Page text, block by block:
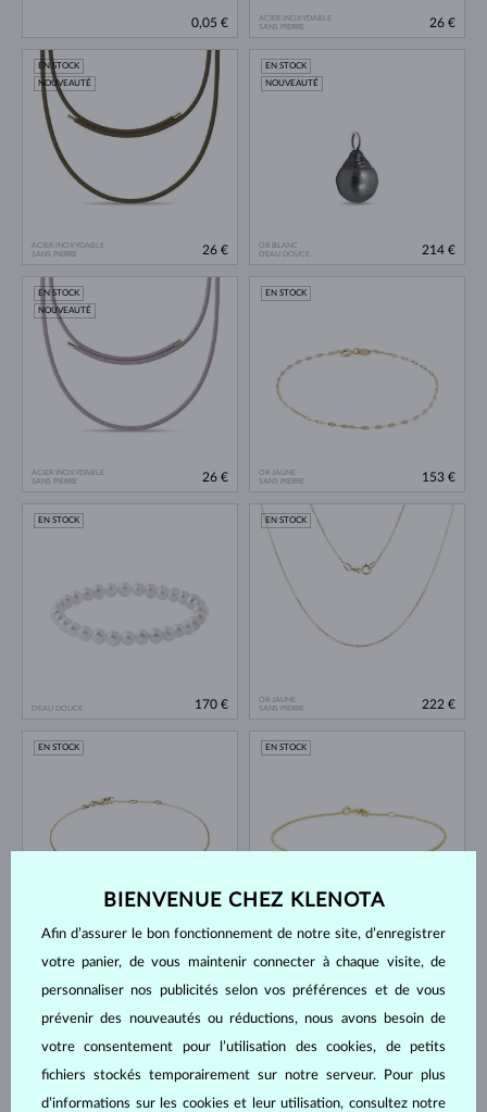
0,05 €
ACIER INOXYDABLE
SANS PIERRE
26 €
ACIER INOXYDABLE
SANS PIERRE
EN STOCK
NOUVEAUTÉ
26 €
OR BLANC
D'EAU DOUCE
EN STOCK
NOUVEAUTÉ
214 €
ACIER INOXYDABLE
SANS PIERRE
EN STOCK
NOUVEAUTÉ
26 €
OR JAUNE
SANS PIERRE
EN STOCK
153 €
D'EAU DOUCE
EN STOCK
170 €
OR JAUNE
SANS PIERRE
EN STOCK
222 €
OR JAUNE
SANS PIERRE
EN STOCK
387 €
OR JAUNE
DIAMANT
EN STOCK
648 €
BIENVENUE CHEZ KLENOTA
Afin d’assurer le bon fonctionnement de notre site, d’enregistrer
votre panier, de vous maintenir connecter à chaque visite, de
personnaliser nos publicités selon vos préférences et de vous
prévenir des nouveautés ou réductions, nous avons besoin de
votre consentement pour l’utilisation des cookies, de petits
fichiers stockés temporairement sur notre serveur. Pour plus
d’informations sur les cookies et leur utilisation, consultez notre